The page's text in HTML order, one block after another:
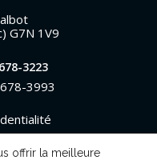
G7N 1V9
3223
3993
offrir la meilleure